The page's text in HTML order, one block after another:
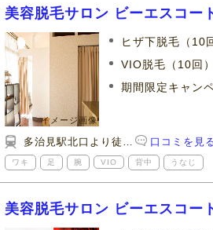
美容脱毛サロン ビーエスコー
ヒザ下脱毛（10
VIO脱毛（10回
期間限定キャン
多治見駅北口より徒歩6分 口コミを見
ワキ 足 腕 VIO 背中 うなじ
美容脱毛サロン ビーエスコー